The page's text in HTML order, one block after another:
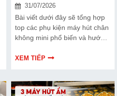
31/07/2026
Bài viết dưới đây sẽ tổng hợp
top các phụ kiện máy hút chân
không mini phổ biến và hướng
chuẩn kỹ thuật ngay tại nhà.
XEM TIẾP